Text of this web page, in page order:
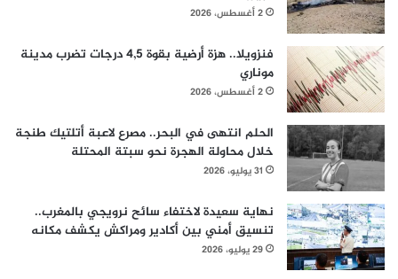
2 أغسطس، 2026
فنزويلا.. هزة أرضية بقوة 4,5 درجات تضرب مدينة
موناري
2 أغسطس، 2026
الحلم انتهى في البحر.. مصرع لاعبة أتلتيك طنجة
خلال محاولة الهجرة نحو سبتة المحتلة
31 يوليو، 2026
نهاية سعيدة لاختفاء سائح نرويجي بالمغرب..
تنسيق أمني بين أكادير ومراكش يكشف مكانه
29 يوليو، 2026